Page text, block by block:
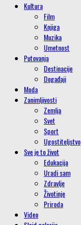
Kultura
Film
Knjiga
Muzika
Umetnost
Putovanja
Destinacije
Događaji
Moda
Zanimljivosti
Zemlja
Svet
Sport
Ugostiteljstvo
Sve je to život
Edukacija
Uradi sam
Zdravlje
Životinje
Priroda
Video